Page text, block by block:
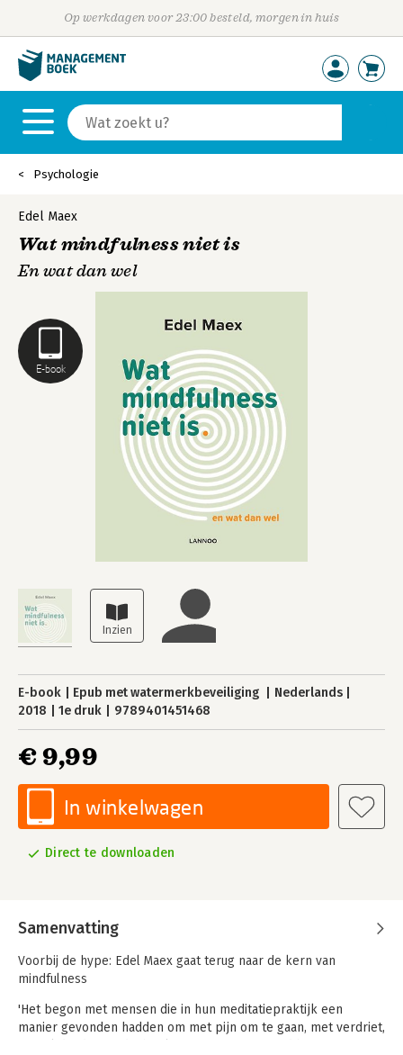
Op werkdagen voor 23:00 besteld, morgen in huis
Psychologie
E-book
Edel Maex
Wat mindfulness niet is
En wat dan wel
E-book Epub met watermerkbeveiliging
Nederlands
2018
1e druk 9789401451468
€ 9,99
In winkelwagen
Direct te downloaden
Samenvatting
Voorbij de hype: Edel Maex gaat terug naar de kern van
mindfulness
'Het begon met mensen die in hun meditatiepraktijk een
manier gevonden hadden om met pijn om te gaan, met verdriet,